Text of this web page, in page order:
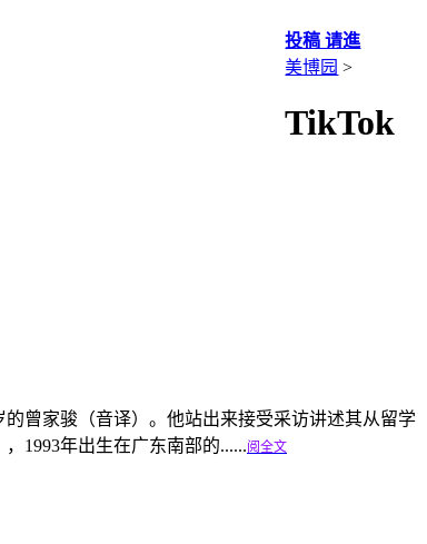
投稿 请進
美博园 >
TikTok
曾家骏（音译）。他站出来接受采访讲述其从留学
1993年出生在广东南部的......阅全文